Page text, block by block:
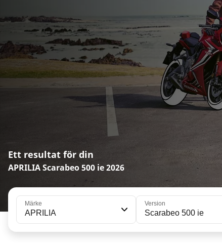
Ett resultat för din
APRILIA Scarabeo 500 ie 2026
Märke
APRILIA
Version
Scarabeo 500 ie